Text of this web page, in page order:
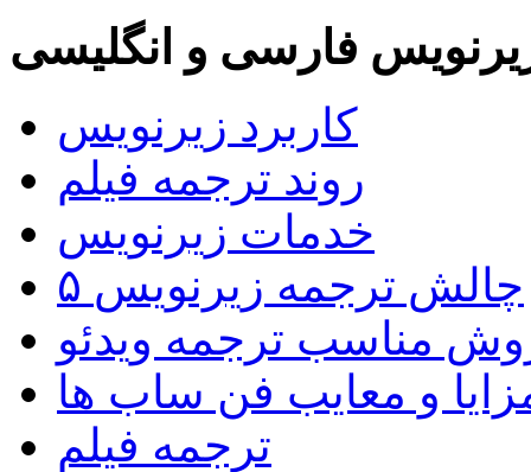
فارسی و انگلیسی
کاربرد زیرنویس
روند ترجمه فیلم
خدمات زیرنویس
۵ چالش ترجمه زیرنویس
مناسب ترجمه ویدئو
و معایب فن ساب ها
ترجمه فیلم